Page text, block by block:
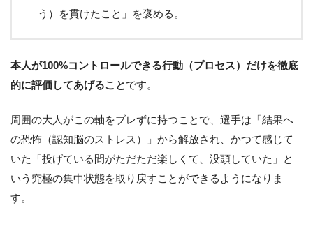
う）を貫けたこと」を褒める。
本人が100%コントロールできる行動（プロセス）だけを徹底
的に評価してあげることです。
周囲の大人がこの軸をブレずに持つことで、選手は「結果へ
の恐怖（認知脳のストレス）」から解放され、かつて感じて
いた「投げている間がただただ楽しくて、没頭していた」と
いう究極の集中状態を取り戻すことができるようになりま
す。